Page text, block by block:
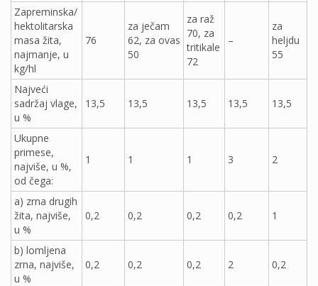
Zapreminska/
hektolitarska
masa žita,
najmanje, u
kg/hl
76
za ječam
62, za ovas
50
za raž
70, za
tritikale
72
–
za
heljdu
55
Najveći
sadržaj vlage,
u %
13,5 13,5 13,5 13,5 13,5
Ukupne
primese,
najviše, u %,
od čega:
1 1 1 3 2
a) zrna drugih
žita, najviše,
u %
0,2 0,2 0,2 0,2 1
b) lomljena
zrna, najviše,
u %
0,2 0,2 0,2 2 0,2